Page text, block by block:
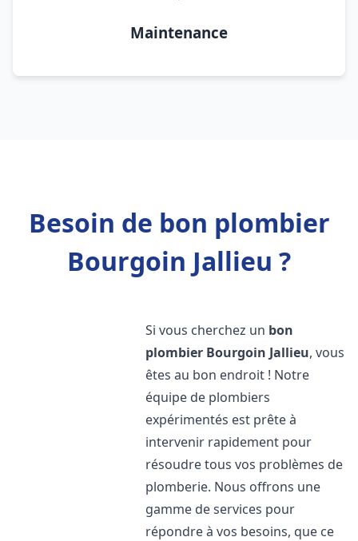
Maintenance
Besoin de bon plombier
Bourgoin Jallieu ?
Si vous cherchez un bon
plombier Bourgoin Jallieu, vous
êtes au bon endroit ! Notre
équipe de plombiers
expérimentés est prête à
intervenir rapidement pour
résoudre tous vos problèmes de
plomberie. Nous offrons une
gamme de services pour
répondre à vos besoins, que ce